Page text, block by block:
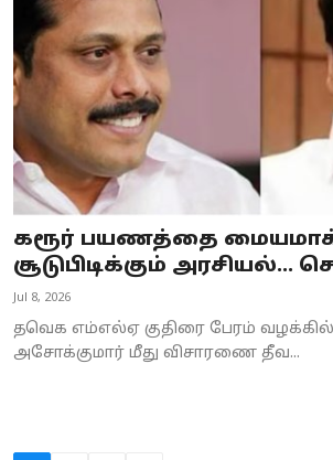
கரூர் பயணத்தை
சூடுபிடிக்கும் அரசியல்...
Jul 8, 2026
தவெக எம்எல்ஏ குதிரை பேரம் வழக்கில்
அசோக்குமார் மீது விசாரணை தீவ...